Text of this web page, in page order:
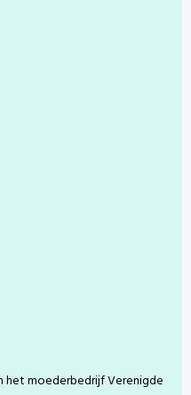
het moederbedrijf Verenigde